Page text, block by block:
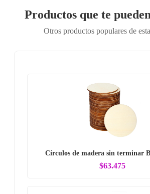
Productos que te
Otros productos populares de
Círculos de madera sin terminar
$63.475